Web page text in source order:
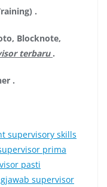
.
Blocknote,
terbaru .
.
supervisory skills
prima
pasti
supervisor